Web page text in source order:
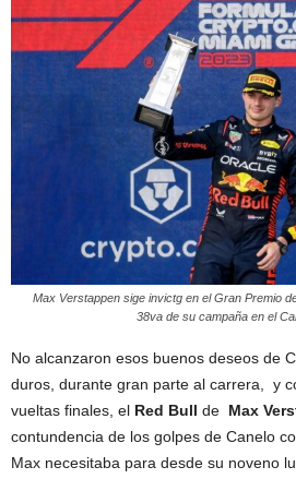
Max Verstappen sige invictg en el Gran Premio
38va de su campaña en el
No alcanzaron esos buenos deseos de
duros, durante gran parte al carrera, y
vueltas finales, el Red Bull de Max
contundencia de los golpes de Canelo
Max necesitaba para desde su noveno